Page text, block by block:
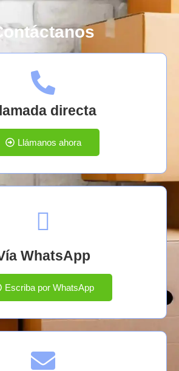
directa
Llámanos ahora
WhatsApp
Escriba por WhatsApp